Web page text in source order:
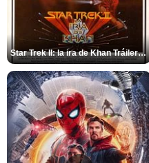
Star Trek II: la ira de Khan Tráiler VO